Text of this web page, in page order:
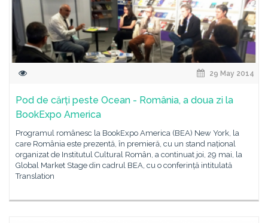
29 May 2014
Pod de cărți peste Ocean - România, a doua zi la
BookExpo America
Programul românesc la BookExpo America (BEA) New York, la
care România este prezentă, în premieră, cu un stand național
organizat de Institutul Cultural Român, a continuat joi, 29 mai, la
Global Market Stage din cadrul BEA, cu o conferință intitulată
Translation